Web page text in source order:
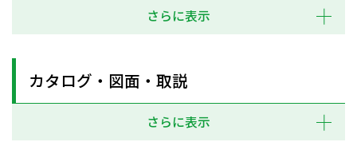
さらに表示
カタログ・図面・取説
さらに表示